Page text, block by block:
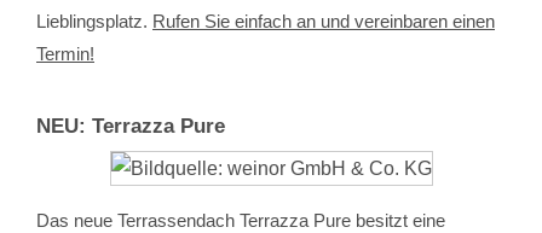
Lieblingsplatz. Rufen Sie einfach an und vereinbaren einen
Termin!
NEU: Terrazza Pure
Das neue Terrassendach Terrazza Pure besitzt eine